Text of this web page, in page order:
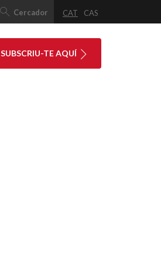
Cercador CAT CAS
SUBSCRIU-TE AQUÍ